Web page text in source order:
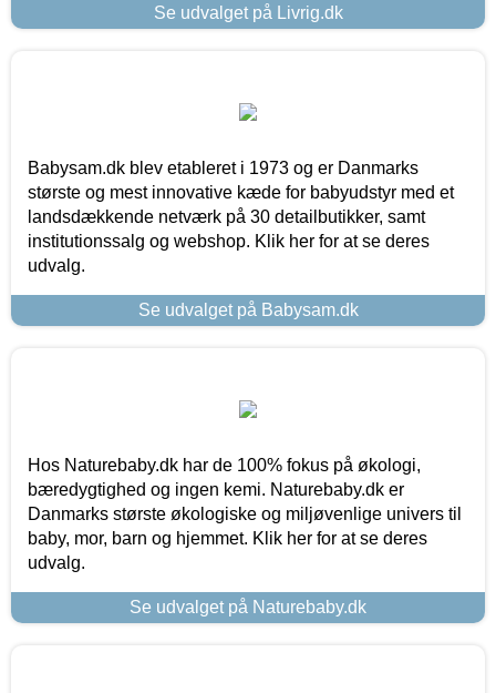
Se udvalget på Livrig.dk
Babysam.dk blev etableret i 1973 og er Danmarks
største og mest innovative kæde for babyudstyr med et
landsdækkende netværk på 30 detailbutikker, samt
institutionssalg og webshop. Klik her for at se deres
udvalg.
Se udvalget på Babysam.dk
Hos Naturebaby.dk har de 100% fokus på økologi,
bæredygtighed og ingen kemi. Naturebaby.dk er
Danmarks største økologiske og miljøvenlige univers til
baby, mor, barn og hjemmet. Klik her for at se deres
udvalg.
Se udvalget på Naturebaby.dk